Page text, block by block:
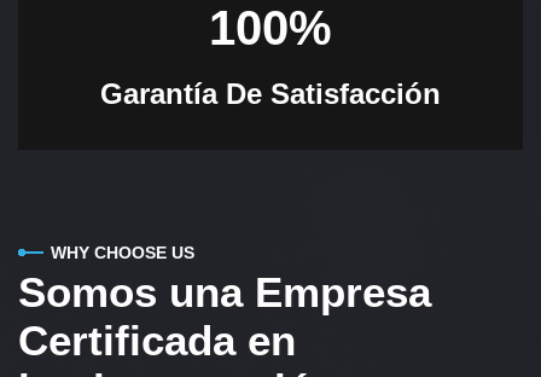
100%
Garantía De Satisfacción
WHY CHOOSE US
Somos una Empresa
Certificada en